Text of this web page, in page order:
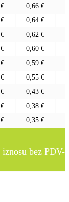
0,66 €
0,64 €
0,62 €
0,60 €
0,59 €
0,55 €
0,43 €
0,38 €
0,35 €
bez PDV-